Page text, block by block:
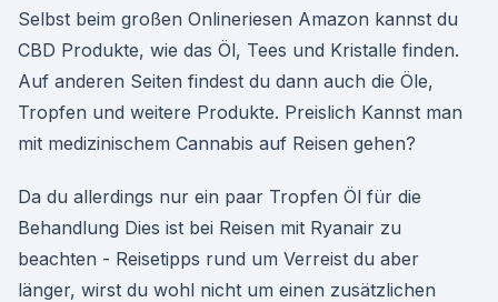
Selbst beim großen Onlineriesen Amazon kannst du
CBD Produkte, wie das Öl, Tees und Kristalle finden.
Auf anderen Seiten findest du dann auch die Öle,
Tropfen und weitere Produkte. Preislich Kannst man
mit medizinischem Cannabis auf Reisen gehen?
Da du allerdings nur ein paar Tropfen Öl für die
Behandlung Dies ist bei Reisen mit Ryanair zu
beachten - Reisetipps rund um Verreist du aber
länger, wirst du wohl nicht um einen zusätzlichen